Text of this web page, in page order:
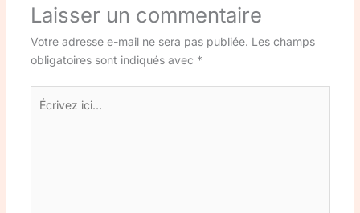
Laisser un commentaire
Votre adresse e-mail ne sera pas publiée. Les champs
obligatoires sont indiqués avec *
ici…